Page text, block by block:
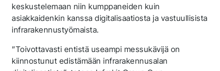
keskustelemaan niin kumppaneiden kuin
asiakkaidenkin kanssa digitalisaatiosta ja vastuullisista
infrarakennustyömaista.
”Toivottavasti entistä useampi messukävijä on
kiinnostunut edistämään infrarakennusalan